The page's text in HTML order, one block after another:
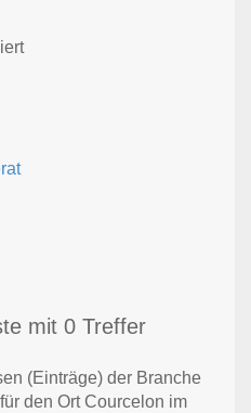
mit 0 Treffer
(Einträge) der Branche
den Ort Courcelon im